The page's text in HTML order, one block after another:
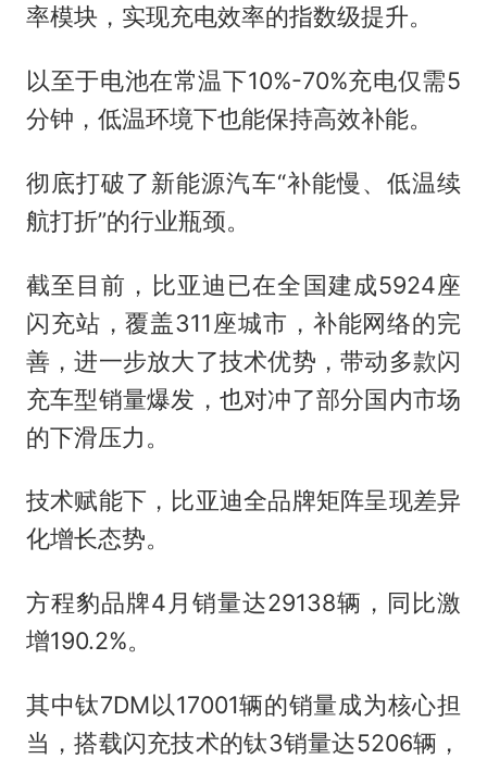
率模块，实现充电效率的指数级提升。
以至于电池在常温下10%-70%充电仅需5
分钟，低温环境下也能保持高效补能。
彻底打破了新能源汽车“补能慢、低温续
航打折”的行业瓶颈。
截至目前，比亚迪已在全国建成5924座
闪充站，覆盖311座城市，补能网络的完
善，进一步放大了技术优势，带动多款闪
充车型销量爆发，也对冲了部分国内市场
的下滑压力。
技术赋能下，比亚迪全品牌矩阵呈现差异
化增长态势。
方程豹品牌4月销量达29138辆，同比激
增190.2%。
其中钛7DM以17001辆的销量成为核心担
当，搭载闪充技术的钛3销量达5206辆，